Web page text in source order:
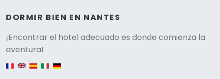
DORMIR BIEN EN NANTES
¡Encontrar el hotel adecuado es donde comienza la
aventura!
English version